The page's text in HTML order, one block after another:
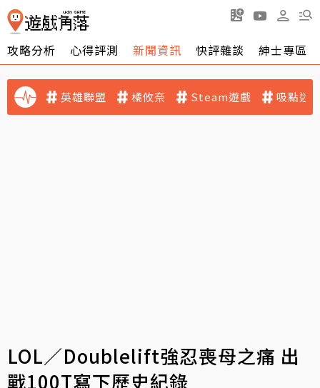
攻略分析 心得評測 新聞資訊 快評雜談 紳士專區
英雄聯盟 橘攸奈 Steam遊戲 吸點迷
LOL／Doublelift強忍喪母之痛 出
戰100T寫下歷史紀錄